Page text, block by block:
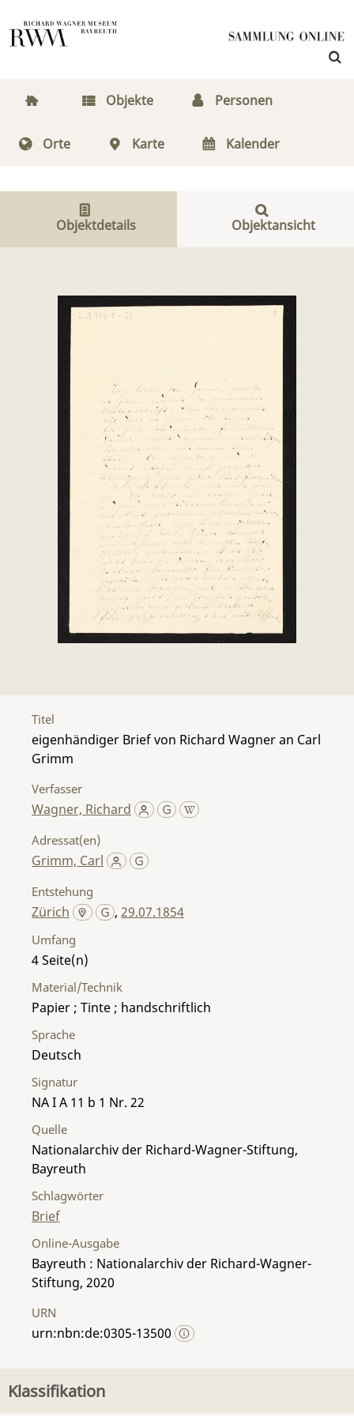
Objekte Personen
Orte Karte Kalender
Objektdetails Objektansicht
Titel
eigenhändiger Brief von Richard Wagner an Carl
Grimm
Verfasser
Wagner, Richard
Adressat(en)
Grimm, Carl
Entstehung
Zürich ,29.07.1854
Umfang
4
Material/Technik
Papier ; Tinte ; handschriftlich
Sprache
Deutsch
Signatur
NA I A 11 b 1 Nr. 22
Quelle
Nationalarchiv der Richard-Wagner-Stiftung,
Bayreuth
Schlagwörter
Brief
Online-Ausgabe
Bayreuth : Nationalarchiv der Richard-Wagner-
Stiftung, 2020
URN
urn:nbn:de:0305-13500
Klassifikation